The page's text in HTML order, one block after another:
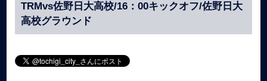
TRMvs佐野日大高校/16：00キックオフ/佐野日大
高校グラウンド